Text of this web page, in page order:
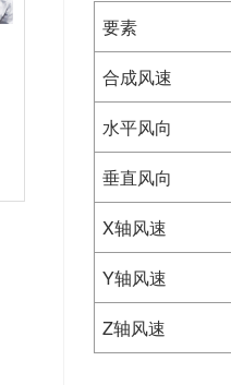
要素
合成风速
水平风向
垂直风向
X轴风速
Y轴风速
Z轴风速